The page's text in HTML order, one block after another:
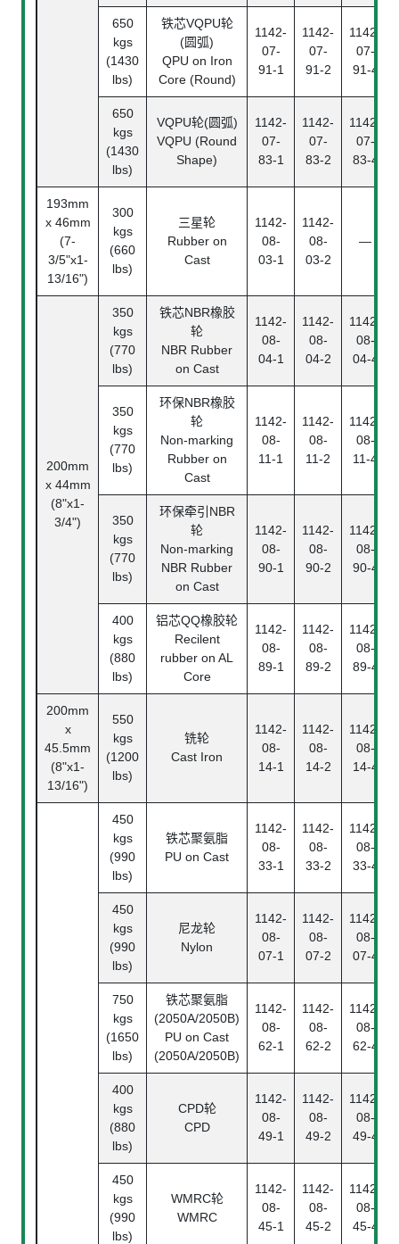
650
kgs
(1430
lbs)
铁芯VQPU轮
(圆弧)
QPU on Iron
Core (Round)
1142-
07-
91-1
1142-
07-
91-2
1142-
07-
91-4
650
kgs
(1430
lbs)
VQPU轮(圆弧)
VQPU (Round
Shape)
1142-
07-
83-1
1142-
07-
83-2
1142-
07-
83-4
193mm
x 46mm
(7-
3/5"x1-
13/16")
300
kgs
(660
lbs)
三星轮
Rubber on
Cast
1142-
08-
03-1
1142-
08-
03-2
—
200mm
x 44mm
(8"x1-
3/4")
350
kgs
(770
lbs)
铁芯NBR橡胶
轮
NBR Rubber
on Cast
1142-
08-
04-1
1142-
08-
04-2
1142-
08-
04-4
350
kgs
(770
lbs)
环保NBR橡胶
轮
Non-marking
Rubber on
Cast
1142-
08-
11-1
1142-
08-
11-2
1142-
08-
11-4
350
kgs
(770
lbs)
环保牵引NBR
轮
Non-marking
NBR Rubber
on Cast
1142-
08-
90-1
1142-
08-
90-2
1142-
08-
90-4
400
kgs
(880
lbs)
铝芯QQ橡胶轮
Recilent
rubber on AL
Core
1142-
08-
89-1
1142-
08-
89-2
1142-
08-
89-4
200mm
x
45.5mm
(8"x1-
13/16")
550
kgs
(1200
lbs)
铣轮
Cast Iron
1142-
08-
14-1
1142-
08-
14-2
1142-
08-
14-4
450
kgs
(990
lbs)
铁芯聚氨脂
PU on Cast
1142-
08-
33-1
1142-
08-
33-2
1142-
08-
33-4
450
kgs
(990
lbs)
尼龙轮
Nylon
1142-
08-
07-1
1142-
08-
07-2
1142-
08-
07-4
750
kgs
(1650
lbs)
铁芯聚氨脂
(2050A/2050B)
PU on Cast
(2050A/2050B)
1142-
08-
62-1
1142-
08-
62-2
1142-
08-
62-4
400
kgs
(880
lbs)
CPD轮
CPD
1142-
08-
49-1
1142-
08-
49-2
1142-
08-
49-4
450
kgs
(990
lbs)
WMRC轮
WMRC
1142-
08-
45-1
1142-
08-
45-2
1142-
08-
45-4